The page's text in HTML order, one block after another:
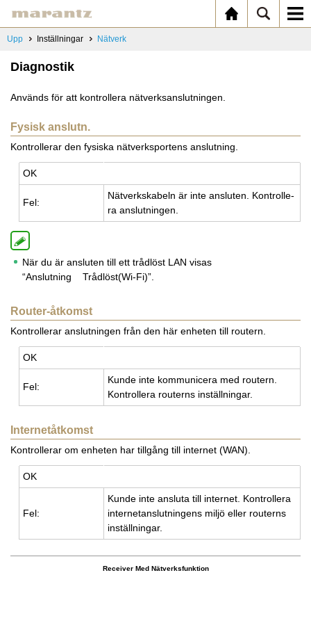
Upp Inställningar Nätverk
Diagnostik
Används för att kontrollera nätverksanslutningen.
Fysisk anslutn.
Kontrollerar den fysiska nätverksportens anslutning.
OK
Fel:
Nät­verkska­beln är inte an­slu­ten. Kon­trol­le­
ra an­slut­ning­en.
När du är ansluten till ett trådlöst LAN visas
“Anslutning Trådlöst(Wi-Fi)”.
Router-åtkomst
Kontrollerar anslutningen från den här enheten till routern.
OK
Fel:
Kunde inte kom­mu­ni­ce­ra med rou­tern.
Kon­trol­le­ra rou­terns in­ställ­ning­ar.
Internetåtkomst
Kontrollerar om enheten har tillgång till internet (WAN).
OK
Fel:
Kunde inte an­slu­ta till in­ter­net. Kon­trol­le­ra
in­ter­ne­tan­slut­ning­ens miljö eller rou­terns
in­ställ­ning­ar.
Receiver Med Nätverksfunktion